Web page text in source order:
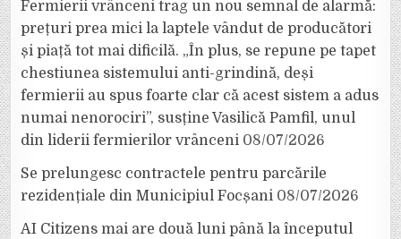
Fermierii vrânceni trag un nou semnal de alarmă:
prețuri prea mici la laptele vândut de producători
și piață tot mai dificilă. „În plus, se repune pe tapet
chestiunea sistemului anti-grindină, deși
fermierii au spus foarte clar că acest sistem a adus
numai nenorociri”, susține Vasilică Pamfil, unul
din liderii fermierilor vrânceni 08/07/2026
Se prelungesc contractele pentru parcările
rezidențiale din Municipiul Focșani 08/07/2026
AI Citizens mai are două luni până la începutul